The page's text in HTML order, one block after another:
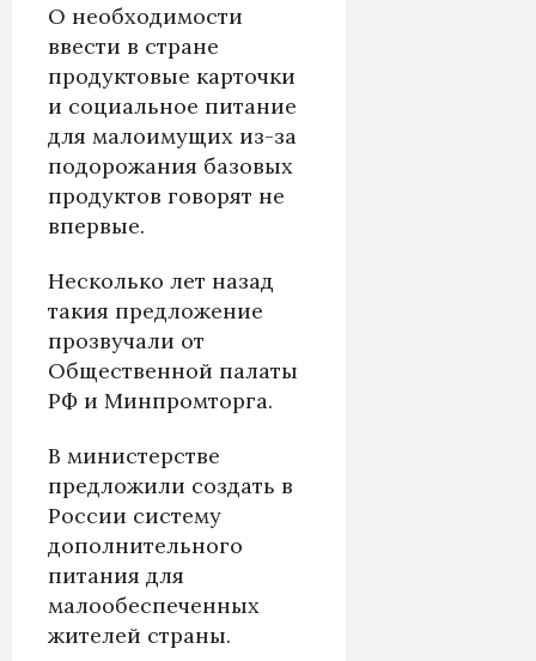
О необходимости
ввести в стране
продуктовые карточки
и социальное питание
для малоимущих из-за
подорожания базовых
продуктов говорят не
впервые.
Несколько лет назад
такия предложение
прозвучали от
Общественной палаты
РФ и Минпромторга.
В министерстве
предложили создать в
России систему
дополнительного
питания для
малообеспеченных
жителей страны.